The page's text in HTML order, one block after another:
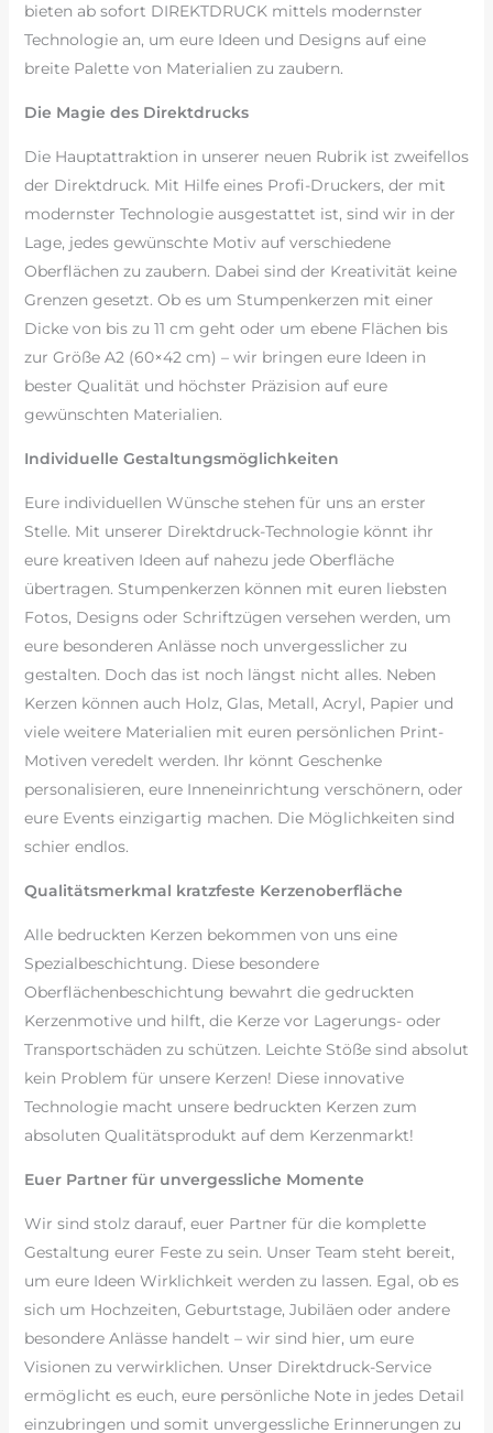
bieten ab sofort DIREKTDRUCK mittels modernster
Technologie an, um eure Ideen und Designs auf eine
breite Palette von Materialien zu zaubern.
Die Magie des Direktdrucks
Die Hauptattraktion in unserer neuen Rubrik ist zweifellos
der Direktdruck. Mit Hilfe eines Profi-Druckers, der mit
modernster Technologie ausgestattet ist, sind wir in der
Lage, jedes gewünschte Motiv auf verschiedene
Oberflächen zu zaubern. Dabei sind der Kreativität keine
Grenzen gesetzt. Ob es um Stumpenkerzen mit einer
Dicke von bis zu 11 cm geht oder um ebene Flächen bis
zur Größe A2 (60×42 cm) – wir bringen eure Ideen in
bester Qualität und höchster Präzision auf eure
gewünschten Materialien.
Individuelle Gestaltungsmöglichkeiten
Eure individuellen Wünsche stehen für uns an erster
Stelle. Mit unserer Direktdruck-Technologie könnt ihr
eure kreativen Ideen auf nahezu jede Oberfläche
übertragen. Stumpenkerzen können mit euren liebsten
Fotos, Designs oder Schriftzügen versehen werden, um
eure besonderen Anlässe noch unvergesslicher zu
gestalten. Doch das ist noch längst nicht alles. Neben
Kerzen können auch Holz, Glas, Metall, Acryl, Papier und
viele weitere Materialien mit euren persönlichen Print-
Motiven veredelt werden. Ihr könnt Geschenke
personalisieren, eure Inneneinrichtung verschönern, oder
eure Events einzigartig machen. Die Möglichkeiten sind
schier endlos.
Qualitätsmerkmal kratzfeste Kerzenoberfläche
Alle bedruckten Kerzen bekommen von uns eine
Spezialbeschichtung. Diese besondere
Oberflächenbeschichtung bewahrt die gedruckten
Kerzenmotive und hilft, die Kerze vor Lagerungs- oder
Transportschäden zu schützen. Leichte Stöße sind absolut
kein Problem für unsere Kerzen! Diese innovative
Technologie macht unsere bedruckten Kerzen zum
absoluten Qualitätsprodukt auf dem Kerzenmarkt!
Euer Partner für unvergessliche Momente
Wir sind stolz darauf, euer Partner für die komplette
Gestaltung eurer Feste zu sein. Unser Team steht bereit,
um eure Ideen Wirklichkeit werden zu lassen. Egal, ob es
sich um Hochzeiten, Geburtstage, Jubiläen oder andere
besondere Anlässe handelt – wir sind hier, um eure
Visionen zu verwirklichen. Unser Direktdruck-Service
ermöglicht es euch, eure persönliche Note in jedes Detail
einzubringen und somit unvergessliche Erinnerungen zu